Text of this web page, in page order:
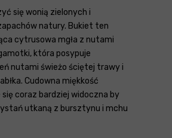
się wonią zielonych i
natury. Bukiet ten
cytrusowa mgła z nutami
która posypuje
nutami świeżo ściętej trawy i
Cudowna miękkość
się coraz bardziej widoczna by
utkaną z bursztynu i mchu